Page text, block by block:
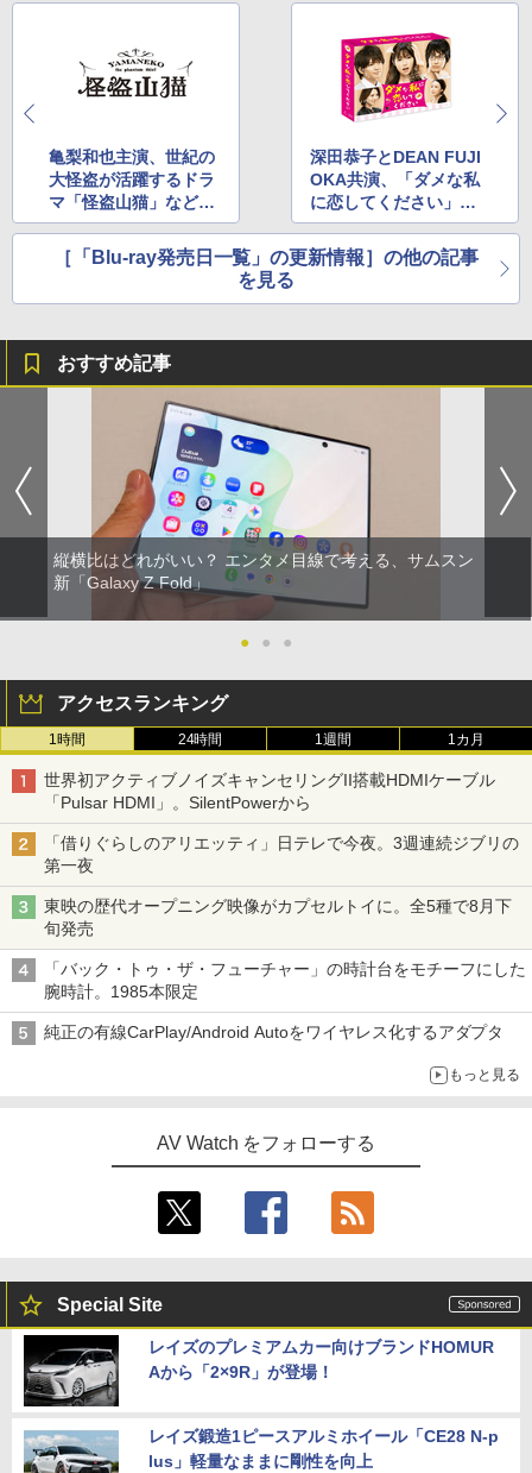
亀梨和也主演、世紀の
大怪盗が活躍するドラ
マ「怪盗山猫」など7
本
深田恭子とDEAN FUJI
OKA共演、「ダメな私
に恋してください」B
OXなど10本
［「Blu-ray発売日一覧」の更新情報］の他の記事
を見る
おすすめ記事
縦横比はどれがいい？ エンタメ目線で考える、サムスン
新「Galaxy Z Fold」
● ● ●
アクセスランキング
1時間 24時間 1週間 1カ月
世界初アクティブノイズキャンセリングII搭載HDMIケーブル
「Pulsar HDMI」。SilentPowerから
「借りぐらしのアリエッティ」日テレで今夜。3週連続ジブリの
第一夜
東映の歴代オープニング映像がカプセルトイに。全5種で8月下
旬発売
「バック・トゥ・ザ・フューチャー」の時計台をモチーフにした
腕時計。1985本限定
純正の有線CarPlay/Android Autoをワイヤレス化するアダプタ
もっと見る
AV Watch をフォローする
Special Site
レイズのプレミアムカー向けブランドHOMUR
Aから「2×9R」が登場！
レイズ鍛造1ピースアルミホイール「CE28 N-p
lus」軽量なままに剛性を向上